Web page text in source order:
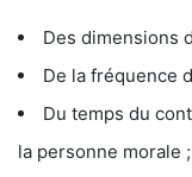
Des dimensions
De la fréquence
Du temps du
la personne morale ;